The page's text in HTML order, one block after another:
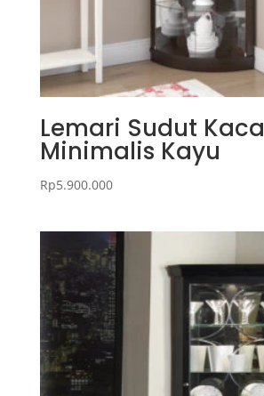
Lemari Sudut Kaca
Minimalis Kayu
Rp5.900.000